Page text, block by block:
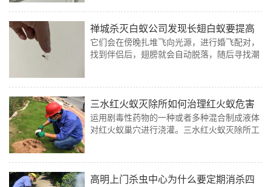
禅城杀灭白蚁公司发现长翅白蚁要提高
警惕！
它们会在傍晚扎堆飞向光源，进行婚飞配对，
找到伴侣后，翅膀就会自动脱落，随后寻找潮
的主要方式。
三水红火蚁灭除所如何治理红火蚁危害
运用剧毒性药物的一种或者多种混合制成液体
对红火蚁巢穴进行浇灌。三水红火蚁灭除所工
高明上门杀虫中心为什么要定期消杀四